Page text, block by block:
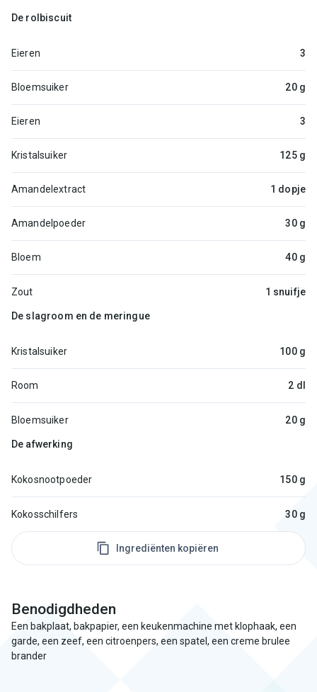
De rolbiscuit
Eieren 3
Bloemsuiker 20 g
Eieren 3
Kristalsuiker 125 g
Amandelextract 1 dopje
Amandelpoeder 30 g
Bloem 40 g
Zout 1 snuifje
De slagroom en de meringue
Kristalsuiker 100 g
Room 2 dl
Bloemsuiker 20 g
De afwerking
Kokosnootpoeder 150 g
Kokosschilfers 30 g
Ingrediënten kopiëren
Benodigdheden
Een bakplaat, bakpapier, een keukenmachine met klophaak, een
garde, een zeef, een citroenpers, een spatel, een creme brulee
brander